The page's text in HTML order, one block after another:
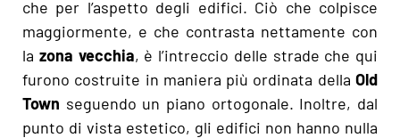
che per l’aspetto degli edifici. Ciò che colpisce
maggiormente, e che contrasta nettamente con
la zona vecchia, è l’intreccio delle strade che qui
furono costruite in maniera più ordinata della Old
Town seguendo un piano ortogonale. Inoltre, dal
punto di vista estetico, gli edifici non hanno nulla